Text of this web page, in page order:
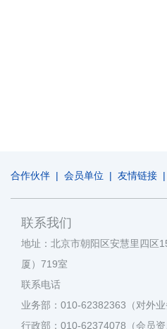
合作伙伴 | 会员单位 | 友情链接 |
联系我们
地址：北京市朝阳区安慧里四区
厦）719室
联系电话
业务部：010-62382363（对外
行政部：010-62374078（会员资